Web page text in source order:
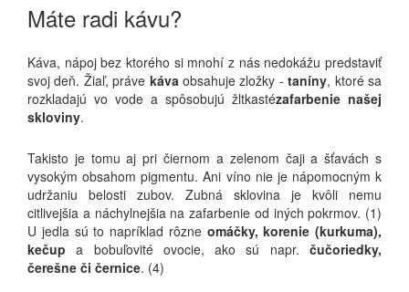
Máte radi kávu?
Káva, nápoj bez ktorého si mnohí z nás nedokážu predstaviť
svoj deň. Žiaľ, práve káva obsahuje zložky -taníny, ktoré sa
rozkladajú vo vode a spôsobujú žltkastézafarbenie našej
skloviny.
Takisto je tomu aj pri čiernom a zelenom čaji a šťavách s
vysokým obsahom pigmentu. Ani víno nie je nápomocným k
udržaniu belosti zubov. Zubná sklovina je kvôli nemu
citlivejšia a náchylnejšia na zafarbenie od iných pokrmov. (1)
U jedla sú to napríklad rôzne omáčky, korenie (kurkuma),
kečup a bobuľovité ovocie, ako sú napr. čučoriedky,
čerešne či černice. (4)